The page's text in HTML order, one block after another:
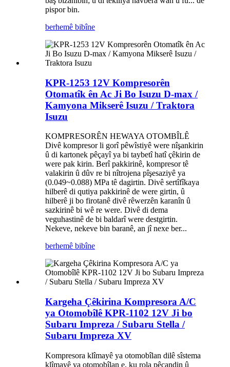
pispor bin.
berhemê bibîne
KPR-1253 12V Kompresorên
Otomatîk ên Ac Ji Bo Isuzu D-max /
Kamyona Mikserê Isuzu / Traktora
Isuzu
KOMPRESORÊN HEWAYA OTOMBÎLÊ
Divê kompresor li gorî pêwîstiyê were nîşankirin
û di kartonek pêçayî ya bi taybetî hatî çêkirin de
were pak kirin. Berî pakkirinê, kompresor tê
valakirin û dûv re bi nîtrojena pîşesaziyê ya
(0.049~0.088) MPa tê dagirtin. Divê sertîfîkaya
hilberê di qutiya pakkirinê de were girtin, û
hilberê ji bo firotanê divê rêwerzên karanîn û
sazkirinê bi wê re were. Divê di dema
veguhastinê de bi baldarî were destgirtin.
Nekeve, nekeve bin baranê, an jî nexe ber...
berhemê bibîne
Kargeha Çêkirina Kompresora A/C
ya Otomobîlê KPR-1102 12V Ji bo
Subaru Impreza / Subaru Stella /
Subaru Impreza XV
Kompresora klîmayê ya otomobîlan dilê sîstema
klîmayê ya otomobîlan e, ku rola pêçandin û